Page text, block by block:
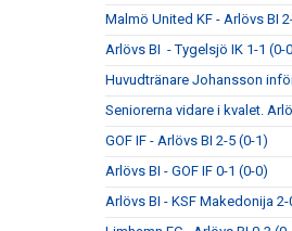
Malmö United KF - Arlövs BI
Arlövs BI - Tygelsjö IK 1-1 (0-
Huvudtränare Johansson
Seniorerna vidare i kvalet.
GOF IF - Arlövs BI 2-5 (0-1)
Arlövs BI - GOF IF 0-1 (0-0)
Arlövs BI - KSF Makedonija 2-